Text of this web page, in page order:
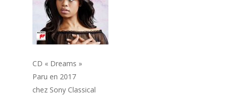
CD « Dreams »
Paru en 2017
chez Sony Classical